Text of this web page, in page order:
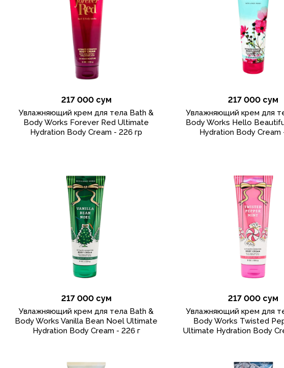
217 000 сум
Увлажняющий крем для тела Bath &
Body Works Forever Red Ultimate
Hydration Body Cream - 226 гр
217 000 сум
Увлажняющий крем для
Body Works Hello
Hydration Body Cream
217 000 сум
Увлажняющий крем для тела Bath &
Body Works Vanilla Bean Noel Ultimate
Hydration Body Cream - 226 г
217 000 сум
Увлажняющий крем для
Body Works Twisted
Ultimate Hydration Body